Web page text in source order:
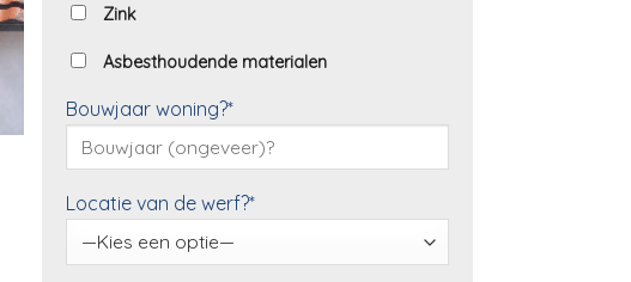
Zink
Asbesthoudende materialen
Bouwjaar woning?*
Locatie van de werf?*